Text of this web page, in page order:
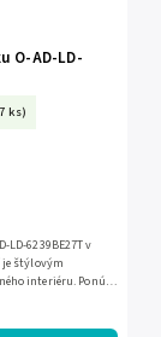
O-AD-LD-
ks)
LD-6239BE27T v
štýlovým
interiéru. Ponúka